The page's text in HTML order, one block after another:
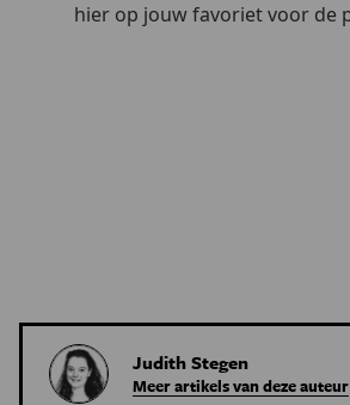
Judith Stegen
Meer artikels van deze auteur